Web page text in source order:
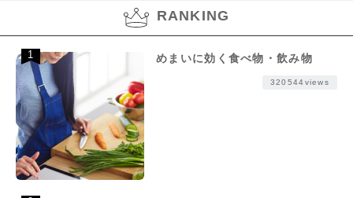
RANKING
めまいに効く食べ物・飲み物
320544views